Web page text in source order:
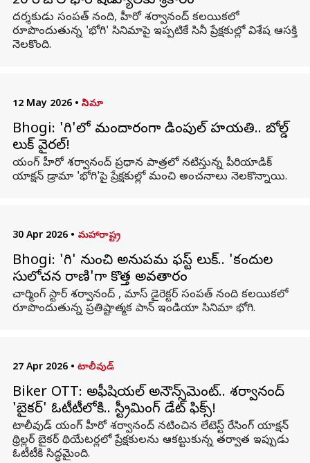
దర్శకుడు సంపత్ నంది, హీరో శర్వానంద్ కలయికలో
రూపొందుతున్న 'భోగి' సినిమాపై ఇప్పటికే సినీ ప్రేక్షకుల్లో విశేష ఆసక్తి
నెలకొంది.
12 May 2026 • సినిమా
Bhogi: 'భోగి'లో మందారంగా డింపుల్ హయతి.. బోల్డ్
లుక్ వైరల్!
యంగ్ హీరో శర్వానంద్ ప్రధాన పాత్రలో నటిస్తున్న పీరియాడిక్
యాక్షన్ డ్రామా 'భోగి'పై ప్రేక్షకుల్లో మంచి అంచనాలు నెలకొన్నాయి.
30 Apr 2026 • మహారాష్ట్ర
Bhogi: 'భోగి' నుంచి అనుపమ ఫస్ట్ లుక్.. 'కందుల
సులోచన రాణి'గా కొత్త అవతారం
చార్మింగ్ స్టార్ శర్వానంద్ , మాస్ డైరెక్టర్ సంపత్ నంది కలయికలో
రూపొందుతున్న ప్రతిష్టాత్మక పాన్ ఇండియా సినిమా భోగి.
27 Apr 2026 • టాలీవుడ్
Biker OTT: అఫీషియల్ అనౌన్స్‌మెంట్.. శర్వానంద్
'బైకర్' ఓటీటీలోకి.. స్ట్రీమింగ్ డేట్ ఫిక్స్!
టాలీవుడ్ యంగ్ హీరో శర్వానంద్ నటించిన లేటెస్ట్ రేసింగ్ యాక్షన్
థ్రిల్లర్ బైకర్ థియేటర్లలో ప్రేక్షకులను ఆకట్టుకున్న తర్వాత ఇప్పుడు
ఓటీటీకి సిద్ధమైంది.